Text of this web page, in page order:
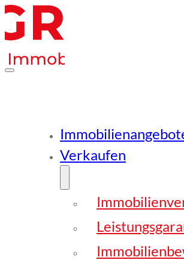
Verkaufen